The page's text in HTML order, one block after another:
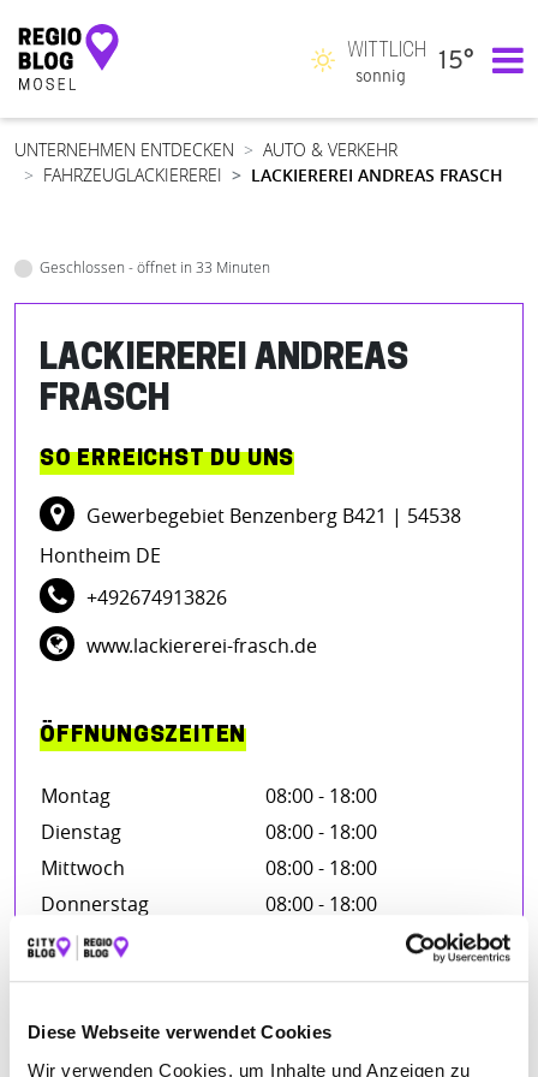
Diese Webseite verwendet Cookies
Wir verwenden Cookies, um Inhalte und Anzeigen zu
Hauptnavigation
WITTLICH
sonnig
15°
UNTERNEHMEN ENTDECKEN
AUTO & VERKEHR
FAHRZEUGLACKIEREREI
LACKIEREREI ANDREAS FRASCH
Geschlossen - öffnet in 33 Minuten
LACKIEREREI ANDREAS
FRASCH
SO ERREICHST DU UNS
Gewerbegebiet Benzenberg B421 | 54538
Hontheim DE
+492674913826
www.lackiererei-frasch.de
ÖFFNUNGSZEITEN
Montag
08:00 - 18:00
Dienstag
08:00 - 18:00
Mittwoch
08:00 - 18:00
Donnerstag
08:00 - 18:00
Freitag